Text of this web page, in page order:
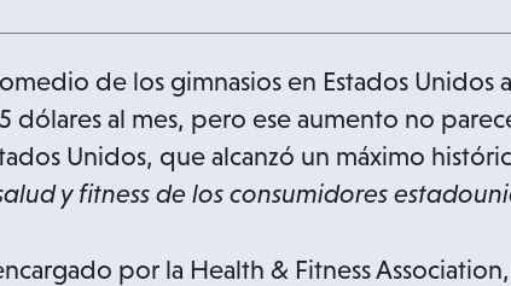
de los gimnasios en Estados Unidos
dólares al mes, pero ese aumento no
Unidos, que alcanzó un máximo
y fitness de los consumidores
por la Health & Fitness